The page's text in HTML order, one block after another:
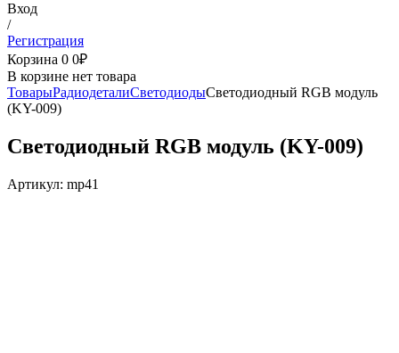
Вход
/
Регистрация
Корзина 0 0₽
В корзине нет товара
ТоварыРадиодеталиСветодиодыСветодиодный RGB модуль
(KY-009)
Светодиодный RGB модуль (KY-009)
Артикул: mp41